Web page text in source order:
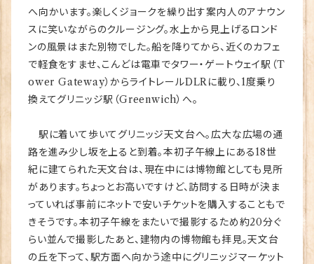
へ向かいます。楽しくジョークを繰り出す案内人のアナウン
スに笑いながらのクルージング。水上から見上げるロンド
ンの風景はまた別物でした。船を降りてから、近くのカフェ
で軽食をすませ、こんどは電車でタワー・ゲートウェイ駅（T
ower Gateway）からライトレールDLRに載り、1度乗り
換えてグリニッジ駅（Greenwich）へ。
駅に着いて歩いてグリニッジ天文台へ。広大な広場の通
路を進み少し坂を上ると到着。本初子午線上にある18世
紀に建てられた天文台は、現在中には博物館としても見所
があります。ちょっとお高いですけど、訪問する日時が決ま
っていれば事前にネットで安いチケットを購入することもで
きそうです。本初子午線をまたいで撮影するため約20分ぐ
らい並んで撮影したあと、建物内の博物館も拝見。天文台
の丘を下って、駅方面へ向かう途中にグリニッジマーケット